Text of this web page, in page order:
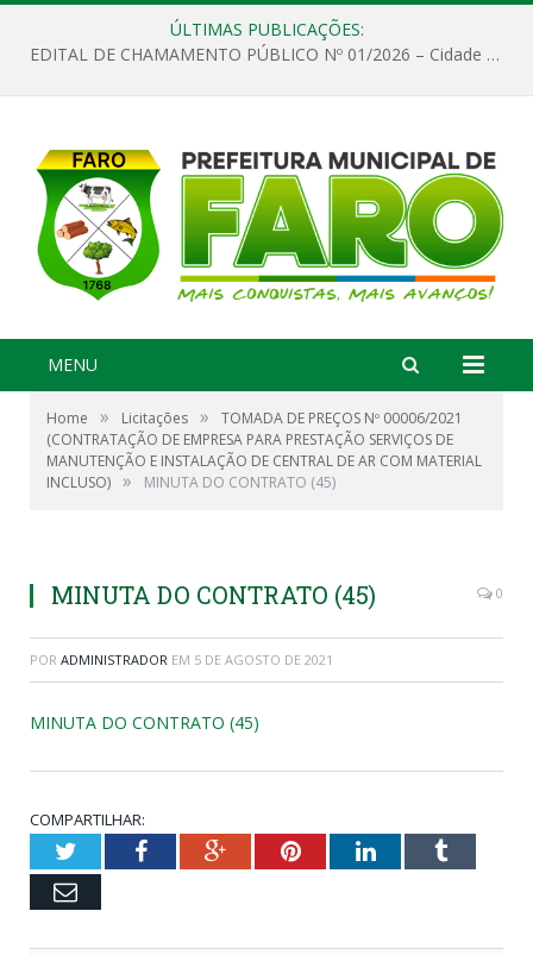
ÚLTIMAS PUBLICAÇÕES:
EDITAL DE CHAMAMENTO PÚBLICO Nº 01/2026 – Cidade de Faro
MENU
Home » Licitações »
TOMADA DE PREÇOS Nº 00006/2021
(CONTRATAÇÃO DE EMPRESA PARA PRESTAÇÃO SERVIÇOS DE
MANUTENÇÃO E INSTALAÇÃO DE CENTRAL DE AR COM MATERIAL
INCLUSO) » MINUTA DO CONTRATO (45)
MINUTA DO CONTRATO (45) 0
POR ADMINISTRADOR EM 5 DE AGOSTO DE 2021
MINUTA DO CONTRATO (45)
COMPARTILHAR:
TwitterFacebookGoogle+PinterestLinkedInTumblr
Email